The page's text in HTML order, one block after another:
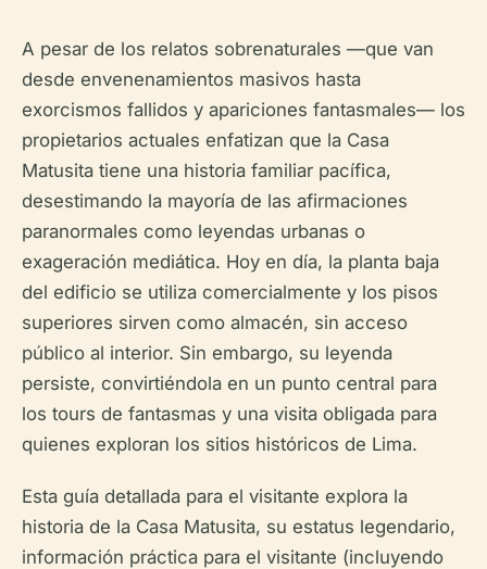
A pesar de los relatos sobrenaturales —que van
desde envenenamientos masivos hasta
exorcismos fallidos y apariciones fantasmales— los
propietarios actuales enfatizan que la Casa
Matusita tiene una historia familiar pacífica,
desestimando la mayoría de las afirmaciones
paranormales como leyendas urbanas o
exageración mediática. Hoy en día, la planta baja
del edificio se utiliza comercialmente y los pisos
superiores sirven como almacén, sin acceso
público al interior. Sin embargo, su leyenda
persiste, convirtiéndola en un punto central para
los tours de fantasmas y una visita obligada para
quienes exploran los sitios históricos de Lima.
Esta guía detallada para el visitante explora la
historia de la Casa Matusita, su estatus legendario,
información práctica para el visitante (incluyendo